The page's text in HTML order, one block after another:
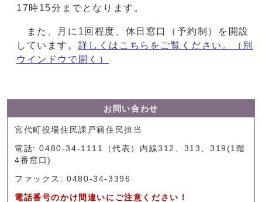
17時15分までとなります。
また、月に1回程度、休日窓口（予約制）を開設
しています。 詳しくはこちらをご覧ください。
（別
ウインドウで開く）
お問い合わせ
宮代町役場住民課戸籍住民担当
電話: 0480-34-1111（代表）内線312、313、319(1階
4番窓口)
ファックス: 0480-34-3396
電話番号のかけ間違いにご注意ください！